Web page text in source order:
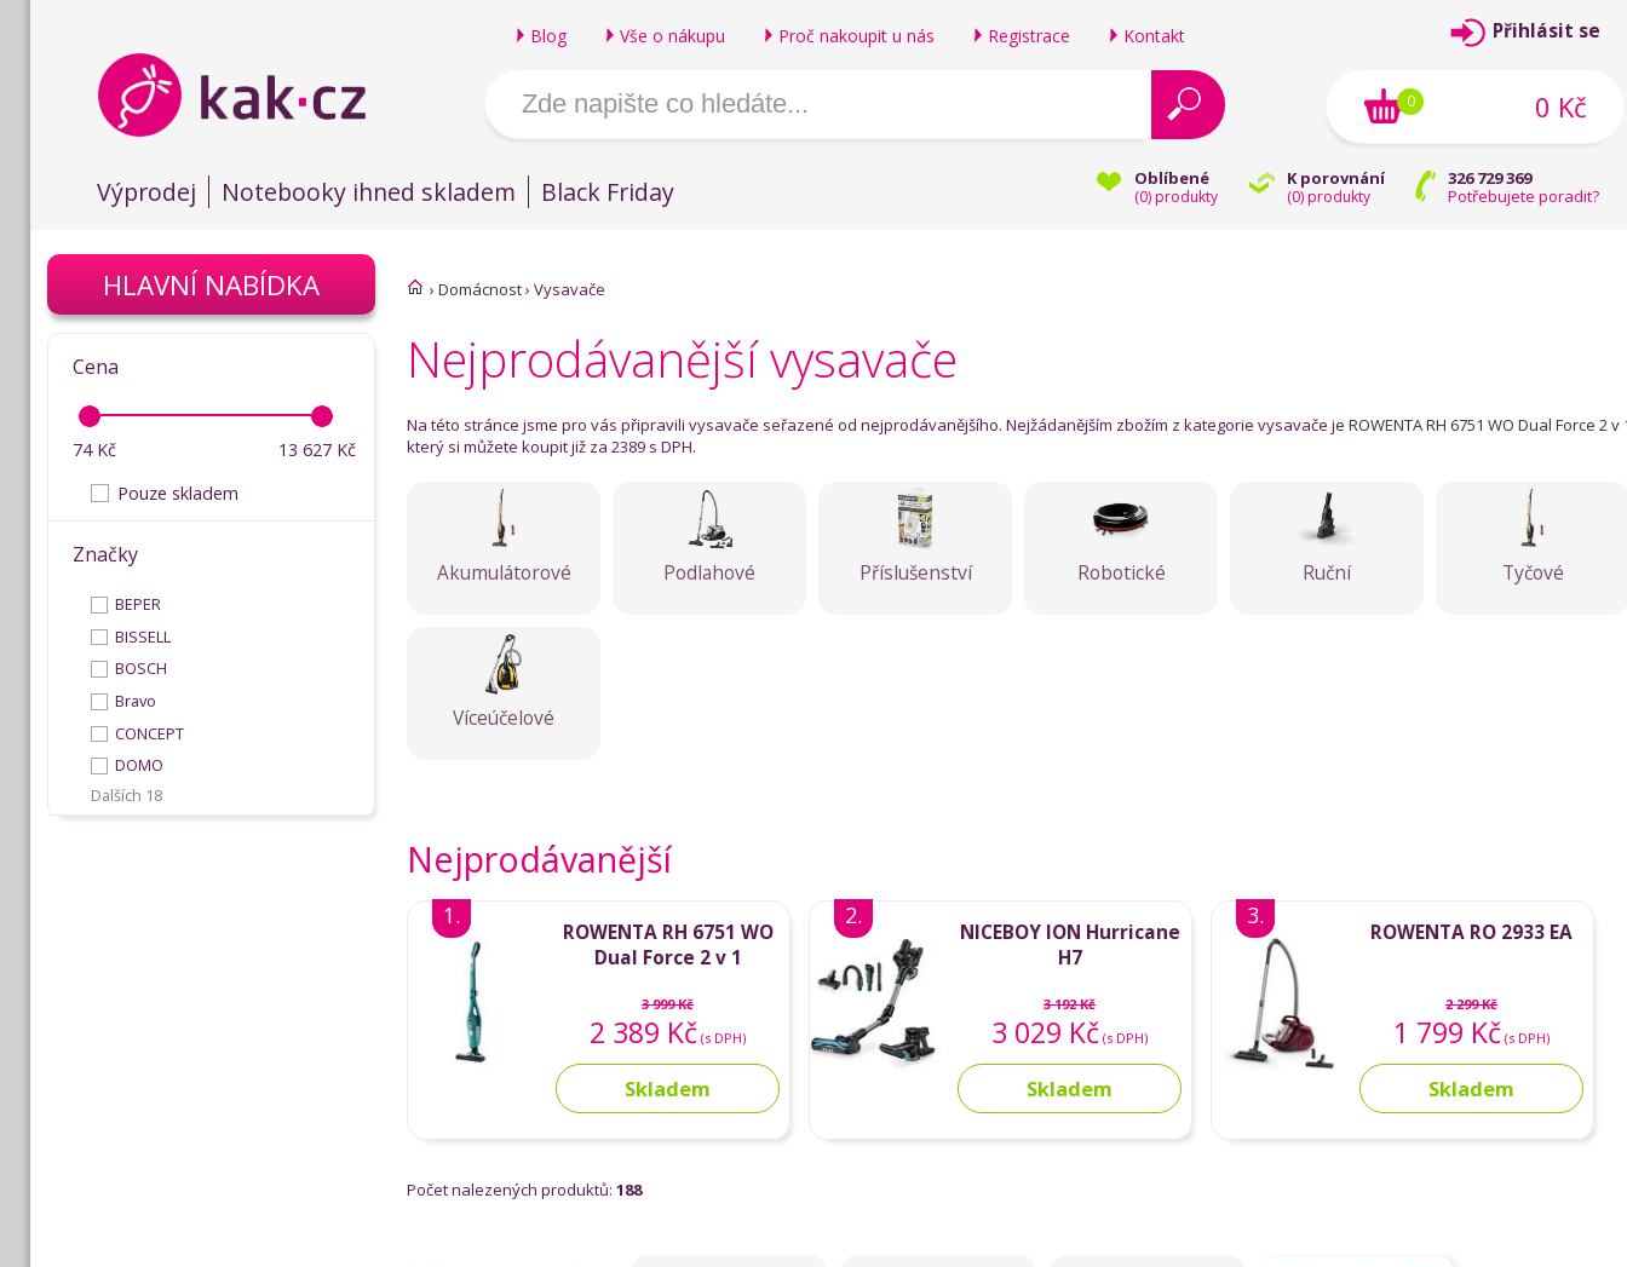
Blog Vše o nákupu Proč nakoupit u nás Registrace Kontakt
Oblíbené
(0) produkty
K porovnání
(0) produkty
326 729 369
Potřebujete poradit?
Výprodej Notebooky ihned skladem Black Friday
Přihlásit se
0 Kč
0
› Domácnost› Vysavače
Nejprodávanější vysavače
Na této stránce jsme pro vás připravili vysavače seřazené od nejprodávanějšího. Nejžádanějším zbožím z kategorie vysavače je ROWENTA RH 6751 WO Dual Force 2 v
který si můžete koupit již za 2389 s DPH.
Akumulátorové Podlahové Příslušenství Robotické Ruční Tyčové
Víceúčelové
Nejprodávanější
1.
ROWENTA RH 6751 WO
Dual Force 2 v 1
3 999 Kč
2 389 Kč (s DPH)
Skladem
2.
NICEBOY ION Hurricane
H7
3 192 Kč
3 029 Kč (s DPH)
Skladem
3.
ROWENTA RO 2933 EA
2 299 Kč
1 799 Kč (s DPH)
Skladem
Počet nalezených produktů: 188
HLAVNÍ NABÍDKA
Cena
74Kč 13 627 Kč
Pouze skladem
Značky
BEPER
BISSELL
BOSCH
Bravo
CONCEPT
DOMO
Dalších 18